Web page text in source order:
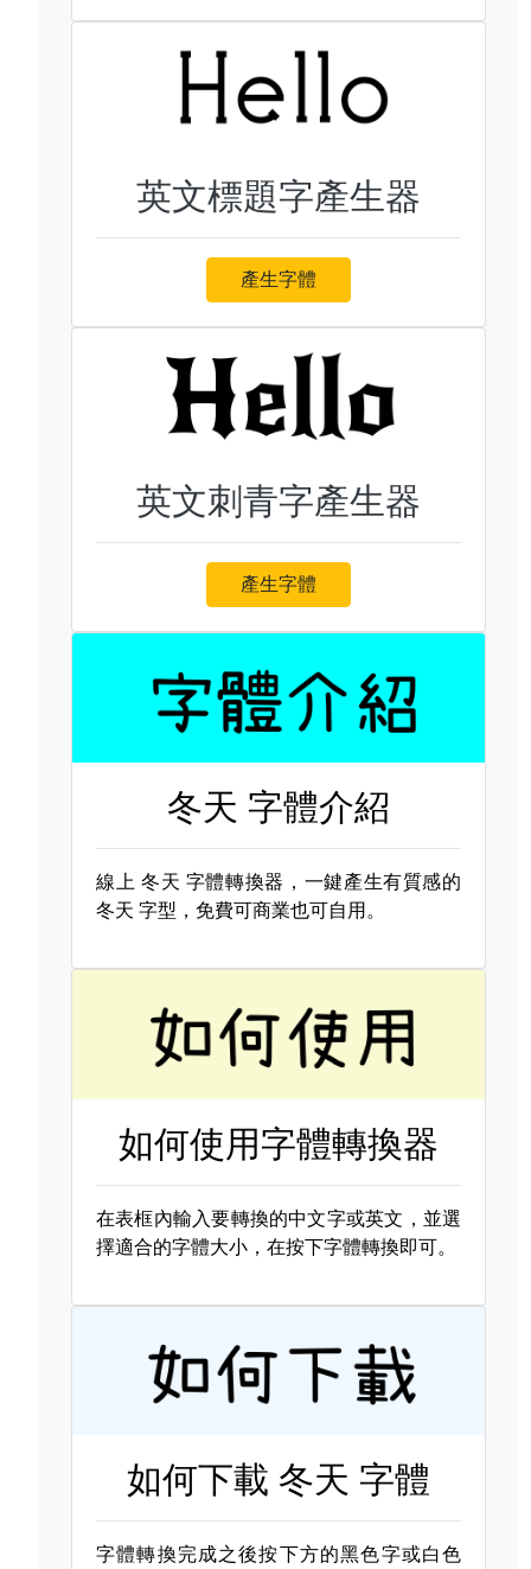
英文標題字產生器
產生字體
英文刺青字產生器
產生字體
冬天 字體介紹
線上 冬天 字體轉換器，一鍵產生有質感的
冬天 字型，免費可商業也可自用。
如何使用字體轉換器
在表框內輸入要轉換的中文字或英文，並選
擇適合的字體大小，在按下字體轉換即可。
如何下載冬天 字體
字體轉換完成之後按下方的黑色字或白色